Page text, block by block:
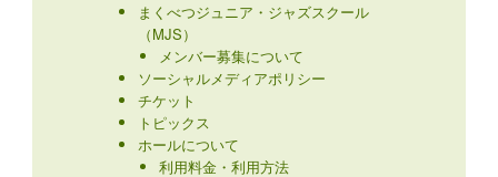
まくべつジュニア・ジャズスクール
（MJS）
メンバー募集について
ソーシャルメディアポリシー
チケット
トピックス
ホールについて
利用料金・利用方法